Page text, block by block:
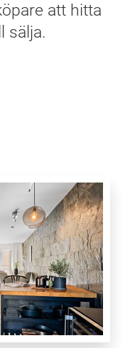
att hitta
sälja.